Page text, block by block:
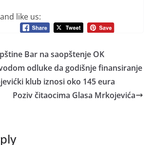
like us:
Bar na saopštenje OK
odluke da godišnje finansiranje
klub iznosi oko 145 eura
Poziv čitaocima Glasa Mrkojevića